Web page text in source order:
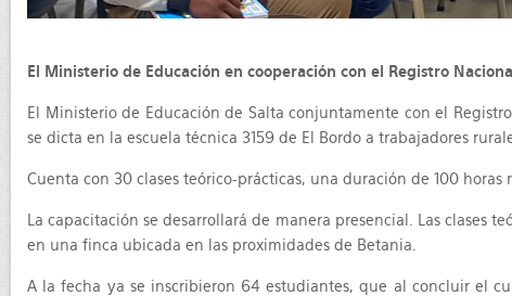
El Ministerio de Educación en cooperación con el Registro
El Ministerio de Educación de Salta conjuntamente con el
se dicta en la escuela técnica 3159 de El Bordo a trabajadores
Cuenta con 30 clases teórico-prácticas, una duración de 100
La capacitación se desarrollará de manera presencial. Las clases
en una finca ubicada en las proximidades de Betania.
A la fecha ya se inscribieron 64 estudiantes, que al concluir el